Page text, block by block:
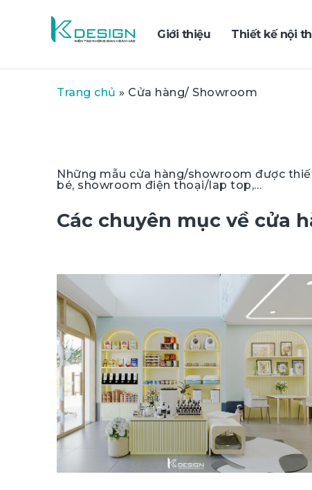
Giới thiệu Thiết kế nội
Trang chủ » Cửa hàng/ Showroom
Những mẫu cửa hàng/showroom được
bé, showroom điện thoại/lap top,…
Các chuyên mục về cửa